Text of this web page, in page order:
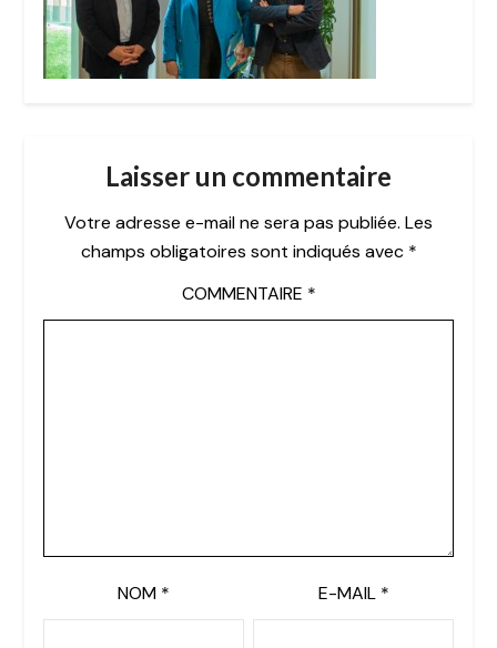
Laisser un commentaire
Votre adresse e-mail ne sera pas publiée. Les
champs obligatoires sont indiqués avec *
COMMENTAIRE *
NOM * E-MAIL *